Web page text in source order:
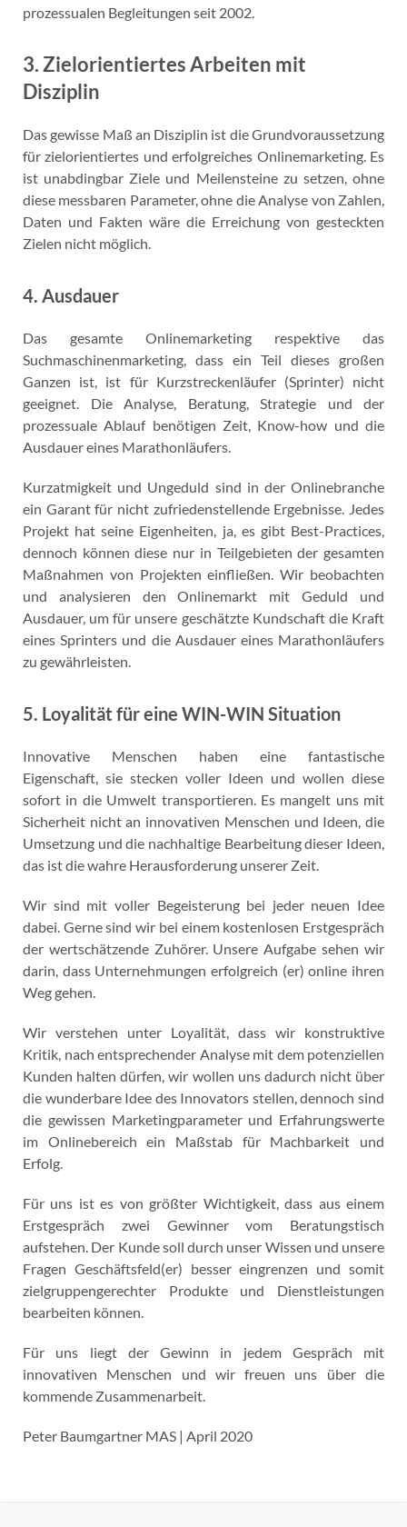
prozessualen Begleitungen seit 2002.
3. Zielorientiertes Arbeiten mit
Disziplin
Das gewisse Maß an Disziplin ist die Grundvoraussetzung
für zielorientiertes und erfolgreiches Onlinemarketing. Es
ist unabdingbar Ziele und Meilensteine zu setzen, ohne
diese messbaren Parameter, ohne die Analyse von Zahlen,
Daten und Fakten wäre die Erreichung von gesteckten
Zielen nicht möglich.
4. Ausdauer
Das gesamte Onlinemarketing respektive das
Suchmaschinenmarketing, dass ein Teil dieses großen
Ganzen ist, ist für Kurzstreckenläufer (Sprinter) nicht
geeignet. Die Analyse, Beratung, Strategie und der
prozessuale Ablauf benötigen Zeit, Know-how und die
Ausdauer eines Marathonläufers.
Kurzatmigkeit und Ungeduld sind in der Onlinebranche
ein Garant für nicht zufriedenstellende Ergebnisse. Jedes
Projekt hat seine Eigenheiten, ja, es gibt Best-Practices,
dennoch können diese nur in Teilgebieten der gesamten
Maßnahmen von Projekten einfließen. Wir beobachten
und analysieren den Onlinemarkt mit Geduld und
Ausdauer, um für unsere geschätzte Kundschaft die Kraft
eines Sprinters und die Ausdauer eines Marathonläufers
zu gewährleisten.
5. Loyalität für eine WIN-WIN Situation
Innovative Menschen haben eine fantastische
Eigenschaft, sie stecken voller Ideen und wollen diese
sofort in die Umwelt transportieren. Es mangelt uns mit
Sicherheit nicht an innovativen Menschen und Ideen, die
Umsetzung und die nachhaltige Bearbeitung dieser Ideen,
das ist die wahre Herausforderung unserer Zeit.
Wir sind mit voller Begeisterung bei jeder neuen Idee
dabei. Gerne sind wir bei einem kostenlosen Erstgespräch
der wertschätzende Zuhörer. Unsere Aufgabe sehen wir
darin, dass Unternehmungen erfolgreich (er) online ihren
Weg gehen.
Wir verstehen unter Loyalität, dass wir konstruktive
Kritik, nach entsprechender Analyse mit dem potenziellen
Kunden halten dürfen, wir wollen uns dadurch nicht über
die wunderbare Idee des Innovators stellen, dennoch sind
die gewissen Marketingparameter und Erfahrungswerte
im Onlinebereich ein Maßstab für Machbarkeit und
Erfolg.
Für uns ist es von größter Wichtigkeit, dass aus einem
Erstgespräch zwei Gewinner vom Beratungstisch
aufstehen. Der Kunde soll durch unser Wissen und unsere
Fragen Geschäftsfeld(er) besser eingrenzen und somit
zielgruppengerechter Produkte und Dienstleistungen
bearbeiten können.
Für uns liegt der Gewinn in jedem Gespräch mit
innovativen Menschen und wir freuen uns über die
kommende Zusammenarbeit.
Peter Baumgartner MAS | April 2020